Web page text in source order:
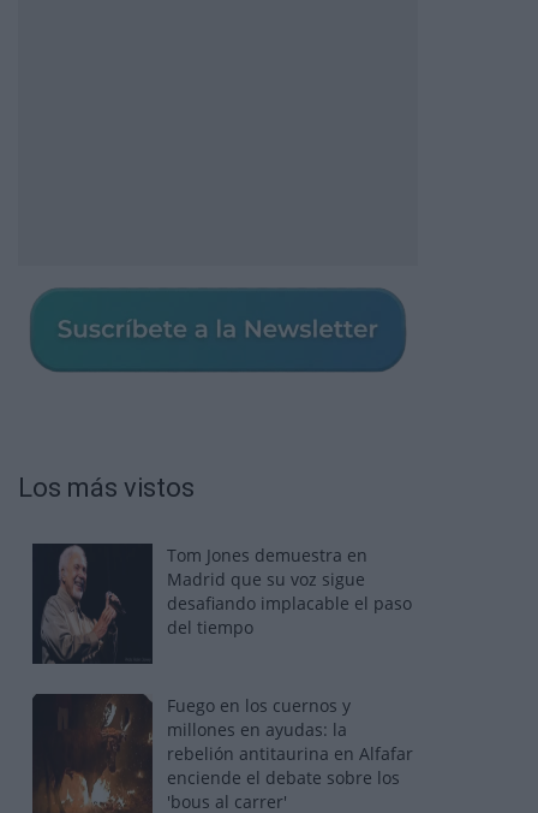
Los más vistos
Tom Jones demuestra en
Madrid que su voz sigue
desafiando implacable el paso
del tiempo
Fuego en los cuernos y
millones en ayudas: la
rebelión antitaurina en Alfafar
enciende el debate sobre los
'bous al carrer'